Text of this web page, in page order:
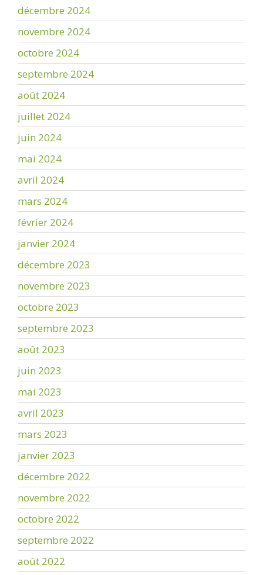
décembre 2024
novembre 2024
octobre 2024
septembre 2024
août 2024
juillet 2024
juin 2024
mai 2024
avril 2024
mars 2024
février 2024
janvier 2024
décembre 2023
novembre 2023
octobre 2023
septembre 2023
août 2023
juin 2023
mai 2023
avril 2023
mars 2023
janvier 2023
décembre 2022
novembre 2022
octobre 2022
septembre 2022
août 2022